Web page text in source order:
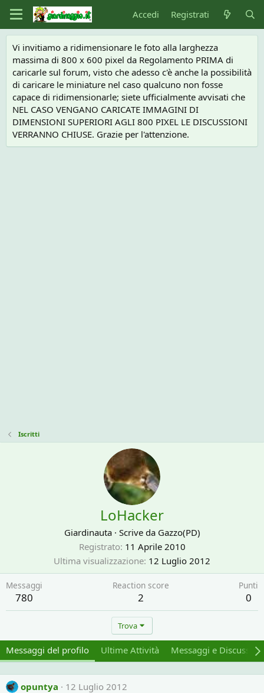
Accedi Registrati
Vi invitiamo a ridimensionare le foto alla larghezza
massima di 800 x 600 pixel da Regolamento PRIMA di
caricarle sul forum, visto che adesso c'è anche la possibilità
di caricare le miniature nel caso qualcuno non fosse
capace di ridimensionarle; siete ufficialmente avvisati che
NEL CASO VENGANO CARICATE IMMAGINI DI
DIMENSIONI SUPERIORI AGLI 800 PIXEL LE DISCUSSIONI
VERRANNO CHIUSE. Grazie per l'attenzione.
Iscritti
LoHacker
Giardinauta · Scrive da Gazzo(PD)
Registrato 11 Aprile 2010
Ultima visualizzazione 12 Luglio 2012
Messaggi
780
Reaction score
2
Punti
0
Trova
Messaggi del profilo Ultime Attività Messaggi e
opuntya
12 Luglio 2012